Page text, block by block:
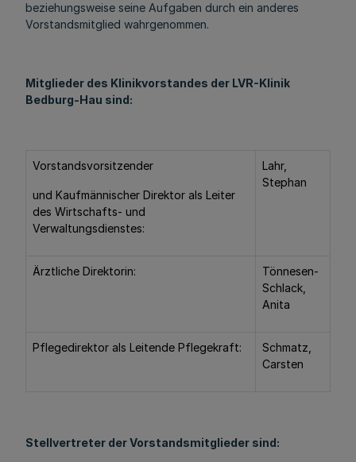
beziehungsweise seine Aufgaben durch ein anderes
Vorstandsmitglied wahrgenommen.
Mitglieder des Klinikvorstandes der LVR-Klinik
Bedburg-Hau sind:
Vorstandsvorsitzender
und Kaufmännischer Direktor als Leiter
des Wirtschafts- und
Verwaltungsdienstes:
Lahr,
Stephan
Ärztliche Direktorin:
Tönnesen-
Schlack,
Anita
Pflegedirektor als Leitende Pflegekraft:
Schmatz,
Carsten
Stellvertreter der Vorstandsmitglieder sind: